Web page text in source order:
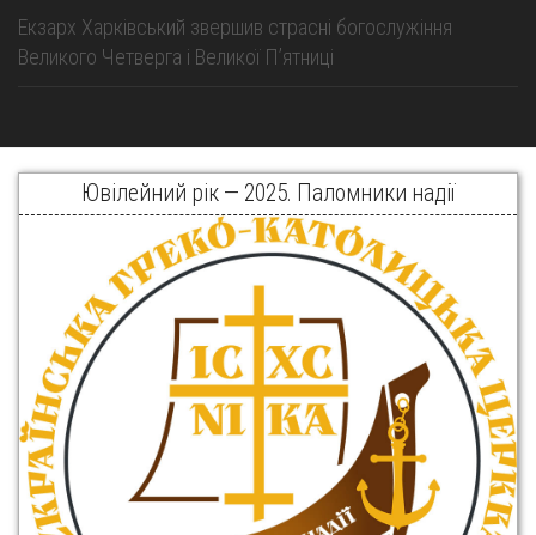
Екзарх Харківський звершив страсні богослужіння
Великого Четверга і Великої Пʼятниці
Ювілейний рік — 2025. Паломники надії